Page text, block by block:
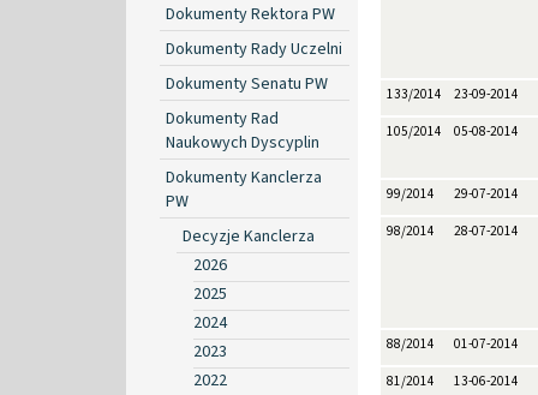
Dokumenty Rektora PW
Dokumenty Rady Uczelni
Dokumenty Senatu PW
Dokumenty Rad
Naukowych Dyscyplin
Dokumenty Kanclerza
PW
Decyzje Kanclerza
2026
2025
2024
2023
2022
133/2014 23-09-2014
105/2014 05-08-2014
99/2014 29-07-2014
98/2014 28-07-2014
88/2014 01-07-2014
81/2014 13-06-2014